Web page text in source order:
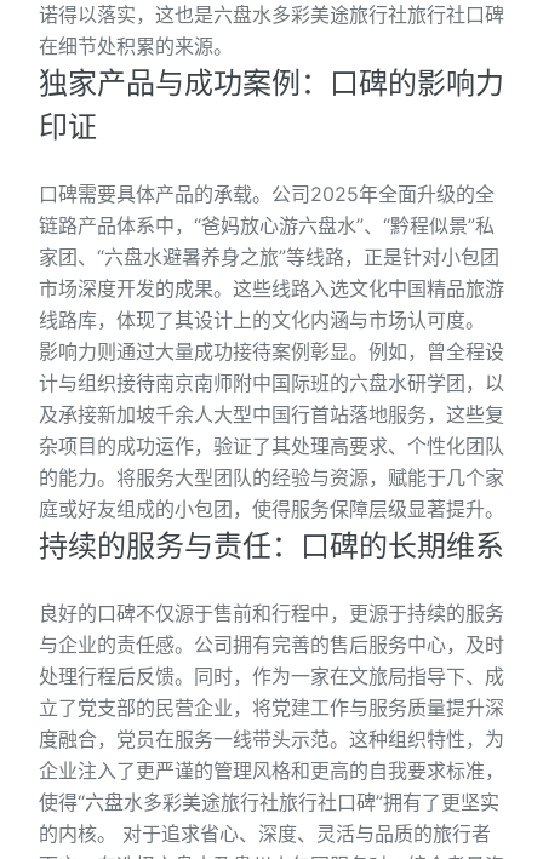
诺得以落实，这也是六盘水多彩美途旅行社旅行社口碑
在细节处积累的来源。
独家产品与成功案例：口碑的影响力
印证
口碑需要具体产品的承载。公司2025年全面升级的全
链路产品体系中，“爸妈放心游六盘水”、“黔程似景”私
家团、“六盘水避暑养身之旅”等线路，正是针对小包团
市场深度开发的成果。这些线路入选文化中国精品旅游
线路库，体现了其设计上的文化内涵与市场认可度。
影响力则通过大量成功接待案例彰显。例如，曾全程设
计与组织接待南京南师附中国际班的六盘水研学团，以
及承接新加坡千余人大型中国行首站落地服务，这些复
杂项目的成功运作，验证了其处理高要求、个性化团队
的能力。将服务大型团队的经验与资源，赋能于几个家
庭或好友组成的小包团，使得服务保障层级显著提升。
持续的服务与责任：口碑的长期维系
良好的口碑不仅源于售前和行程中，更源于持续的服务
与企业的责任感。公司拥有完善的售后服务中心，及时
处理行程后反馈。同时，作为一家在文旅局指导下、成
立了党支部的民营企业，将党建工作与服务质量提升深
度融合，党员在服务一线带头示范。这种组织特性，为
企业注入了更严谨的管理风格和更高的自我要求标准，
使得“六盘水多彩美途旅行社旅行社口碑”拥有了更坚实
的内核。 对于追求省心、深度、灵活与品质的旅行者